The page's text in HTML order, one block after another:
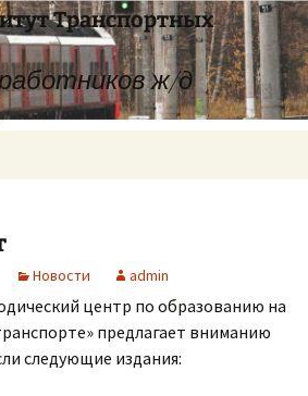
Транспортных
ж/д
Новости admin
центр по образованию на
предлагает вниманию
следующие издания: